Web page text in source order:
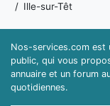
Ille-sur-Têt
Nos-services.com est
public, qui vous
annuaire et un forum
quotidiennes.